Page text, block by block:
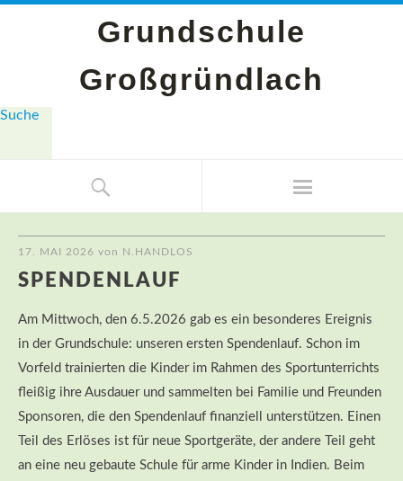
Grundschule
Großgründlach
Suche
17. MAI 2026 von N.HANDLOS
SPENDENLAUF
Am Mittwoch, den 6.5.2026 gab es ein besonderes Ereignis
in der Grundschule: unseren ersten Spendenlauf. Schon im
Vorfeld trainierten die Kinder im Rahmen des Sportunterrichts
fleißig ihre Ausdauer und sammelten bei Familie und Freunden
Sponsoren, die den Spendenlauf finanziell unterstützen. Einen
Teil des Erlöses ist für neue Sportgeräte, der andere Teil geht
an eine neu gebaute Schule für arme Kinder in Indien. Beim